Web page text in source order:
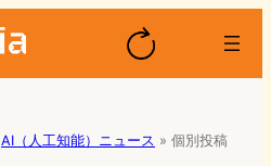
AI（人工知能）ニュース » 個別投稿